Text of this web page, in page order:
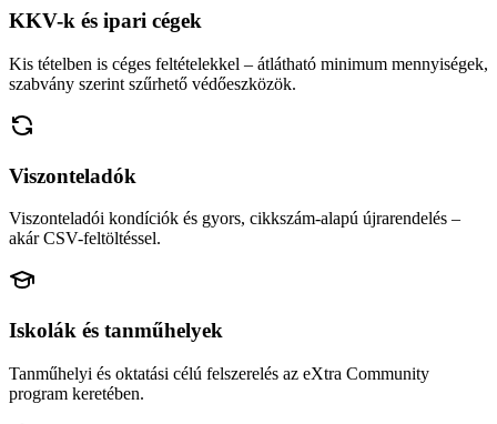
KKV-k és ipari cégek
Kis tételben is céges feltételekkel – átlátható minimum mennyiségek,
szabvány szerint szűrhető védőeszközök.
Viszonteladók
Viszonteladói kondíciók és gyors, cikkszám-alapú újrarendelés –
akár CSV-feltöltéssel.
Iskolák és tanműhelyek
Tanműhelyi és oktatási célú felszerelés az eXtra Community
program keretében.